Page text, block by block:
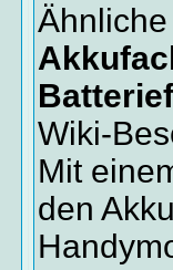
Wiki-
Mit
den